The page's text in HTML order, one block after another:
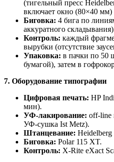
(тигельный пресс
включает окно (80×40
Биговка: 4 бига по
аккуратного
Контроль: каждый
вырубки (отсутствие
Упаковка: в пачки по 50
бумагой), затем в
7. Оборудование типографии
Цифровая печать: HP
мин).
УФ-лакирование: off-line
УФ-сушка Ist Metz).
Штанцевание: Heidelberg
Биговка: Polar 115 XT.
Контроль: X-Rite eXact